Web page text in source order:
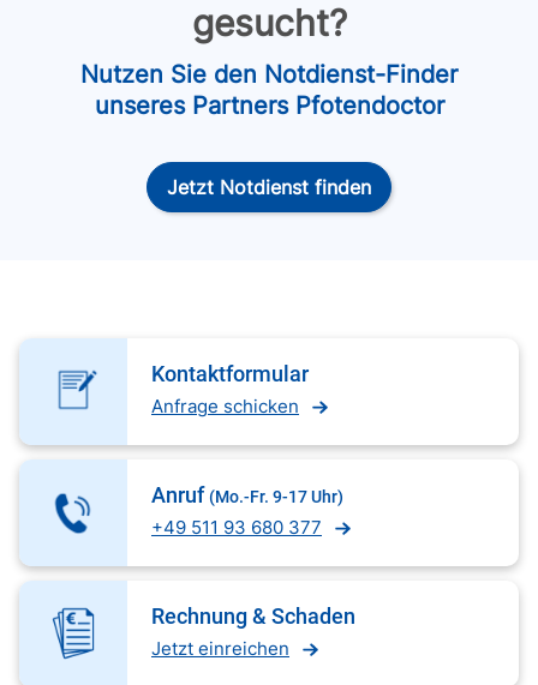
gesucht?
Nutzen Sie den Notdienst-Finder
unseres Partners Pfotendoctor
Jetzt Notdienst finden
Kontaktformular
Anfrage schicken
Anruf (Mo.-Fr. 9-17 Uhr)
+49 511 93 680 377
Rechnung & Schaden
Jetzt einreichen